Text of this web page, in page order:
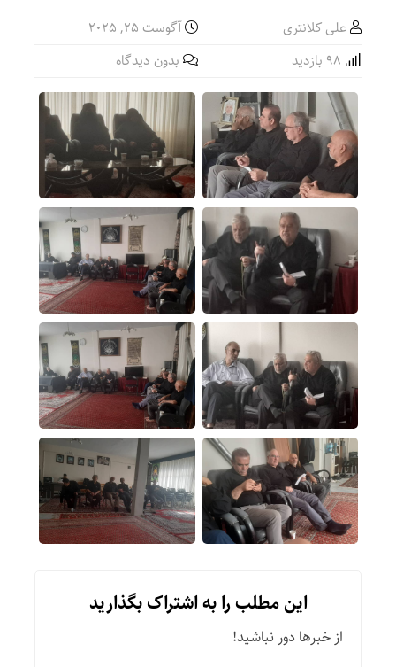
علی کلانتری
آگوست 25, 2025
بدون دیدگاه
این مطلب را به اشتراک بگذارید
از خبرها دور نباشید!